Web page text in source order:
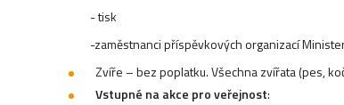
- tisk
-zaměstnanci příspěvkových organizací
Zvíře – bez poplatku.Všechna zvířata (pes,
Vstupné na akce pro veřejnost: